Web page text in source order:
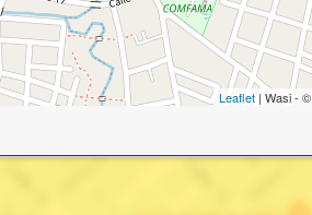
Leaflet | Wasi - ©